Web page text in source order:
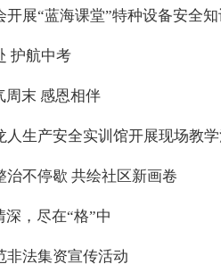
开展“蓝海课堂”特种设备安全
护航中考
周末 感恩相伴
人生产安全实训馆开展现场教
治不停歇 共绘社区新画卷
深，尽在“格”中
非法集资宣传活动